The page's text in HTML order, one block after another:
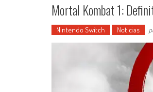
Mortal Kombat 1:
Nintendo Switch Noticias